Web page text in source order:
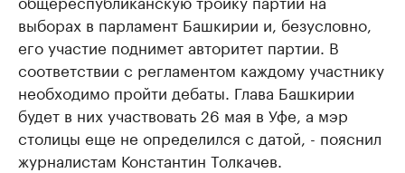
выборах в парламент Башкирии и, безусловно,
его участие поднимет авторитет партии. В
соответствии с регламентом каждому участнику
необходимо пройти дебаты. Глава Башкирии
будет в них участвовать 26 мая в Уфе, а мэр
столицы еще не определился с датой, - пояснил
журналистам Константин Толкачев.